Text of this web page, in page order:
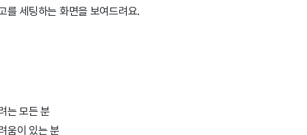
를 세팅하는 화면을 보여드려요.
는 모든 분
움이 있는 분